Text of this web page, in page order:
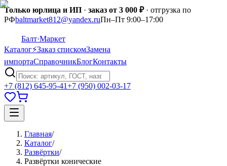
Только юрлица и ИП · заказ от 3 000 ₽· отгрузка по
РФbaltmarket812@yandex.ruПн–Пт 9:00–17:00
Балт·Маркет
Каталог⚡Заказ спискомЗамена
импортаСправочникБлогКонтакты
+7 (812) 645-95-41+7 (950) 002-03-17
Главная/
Каталог/
Развёртки/
Развёртки конические